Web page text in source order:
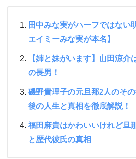
田中みな実がハーフではない
エイミーみな実が本名】
【姉と妹がいます】山田涼介
の長男！
磯野貴理子の元旦那2人のそ
後の人生と真相を徹底解説！
福田麻貴はかわいいけれど旦
と歴代彼氏の真相